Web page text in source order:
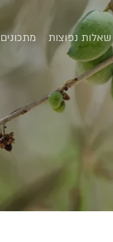
שאלות נפוצות מתכונים